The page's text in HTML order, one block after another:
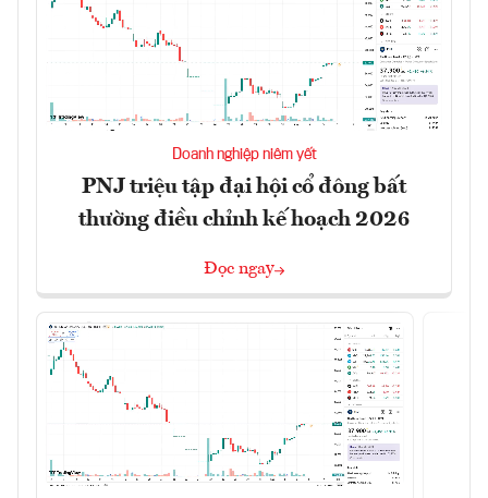
Doanh nghiệp niêm yết
PNJ triệu tập đại hội cổ đông bất
thường điều chỉnh kế hoạch 2026
Đọc ngay